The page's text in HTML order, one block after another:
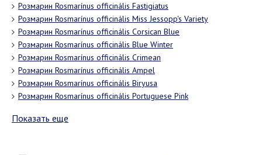
Розмарин Rosmarínus officinális Fastigiatus
Розмарин Rosmarínus officinális Miss Jessopp's Variety
Розмарин Rosmarínus officinális Corsican Blue
Розмарин Rosmarínus officinális Blue Winter
Розмарин Rosmarínus officinális Crimean
Розмарин Rosmarínus officinális Ampel
Розмарин Rosmarínus officinális Biryusa
Розмарин Rosmarínus officinális Portuguese Pink
Показать еще